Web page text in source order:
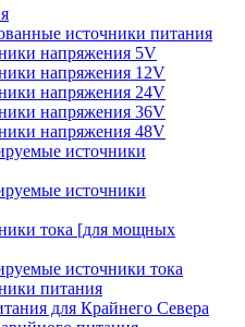
источники питания
напряжения 5V
напряжения 12V
напряжения 24V
напряжения 36V
напряжения 48V
источники
источники
тока [для мощных
источники тока
питания
для Крайнего Севера